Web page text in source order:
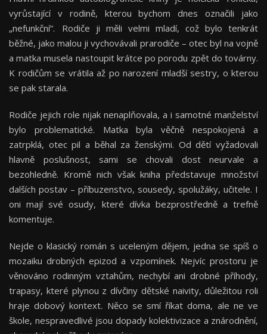
vyrůstající v rodině, kterou bychom dnes označili jako
„nefunkční“. Rodiče ji měli velmi mladí, což bylo tenkrát
běžné, jako malou ji vychovávali prarodiče – otec byl na vojně
a matka musela nastoupit krátce po porodu zpět do továrny.
K rodičům se vrátila až po narození mladší sestry, o kterou
se pak starala.
Rodiče jejich role nijak nenaplňovala, a i samotné manželství
bylo problematické. Matka byla věčně nespokojená a
zatrpklá, otec pil a běhal za ženskými. Od dětí vyžadovali
hlavně poslušnost, sami se chovali dost neurvale a
bezohledně. Kromě nich však kniha představuje množství
dalších postav – příbuzenstvo, sousedy, spolužáky, učitele. I
oni mají své osudy, které dívka bezprostředně a trefně
komentuje.
Nejde o klasický román s uceleným dějem, jedna se spíš o
mozaiku drobných epizod a vzpomínek. Nejvíc prostoru je
věnováno rodinným vztahům, nechybí ani drobné příhody,
trapasy, které plynou z dívčiny dětské naivity, důležitou roli
hraje dobový kontext. Něco se smí říkat doma, ale ne ve
škole, nespravedlivé jsou dopady kolektivizace a znárodnění,